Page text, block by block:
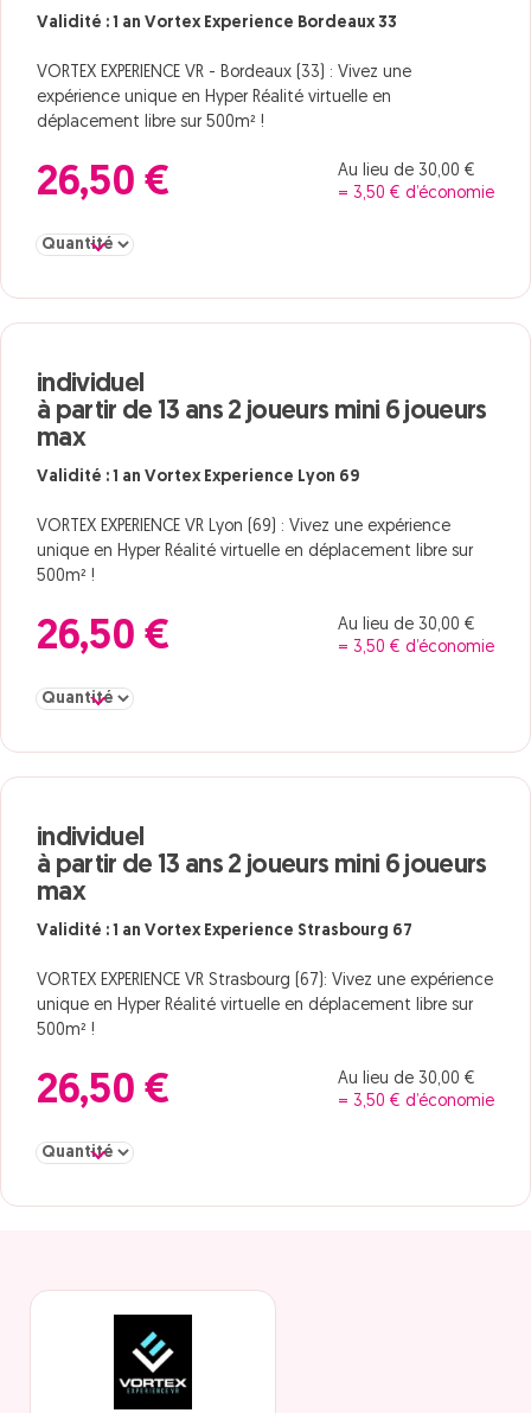
Validité : 1 an Vortex Experience Bordeaux 33
VORTEX EXPERIENCE VR - Bordeaux (33) : Vivez une
expérience unique en Hyper Réalité virtuelle en
déplacement libre sur 500m² !
26,50 €
Au lieu de 30,00 €
= 3,50 € d’économie
Sélectionner la quantité pour individuel à partir de 13 ans 2
individuel
à partir de 13 ans 2 joueurs mini 6 joueurs
max
Validité : 1 an Vortex Experience Lyon 69
VORTEX EXPERIENCE VR Lyon (69) : Vivez une expérience
unique en Hyper Réalité virtuelle en déplacement libre sur
500m² !
26,50 €
Au lieu de 30,00 €
= 3,50 € d’économie
Sélectionner la quantité pour individuel à partir de 13 ans 2
individuel
à partir de 13 ans 2 joueurs mini 6 joueurs
max
Validité : 1 an Vortex Experience Strasbourg 67
VORTEX EXPERIENCE VR Strasbourg (67): Vivez une expérience
unique en Hyper Réalité virtuelle en déplacement libre sur
500m² !
26,50 €
Au lieu de 30,00 €
= 3,50 € d’économie
Sélectionner la quantité pour individuel à partir de 13 ans 2